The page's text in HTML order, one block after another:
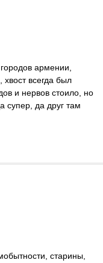
армении,
всегда был
и нервов стоило, но
супер, да друг там
старины,